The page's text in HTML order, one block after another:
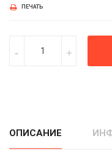
ПЕЧАТЬ
ОПИСАНИЕ